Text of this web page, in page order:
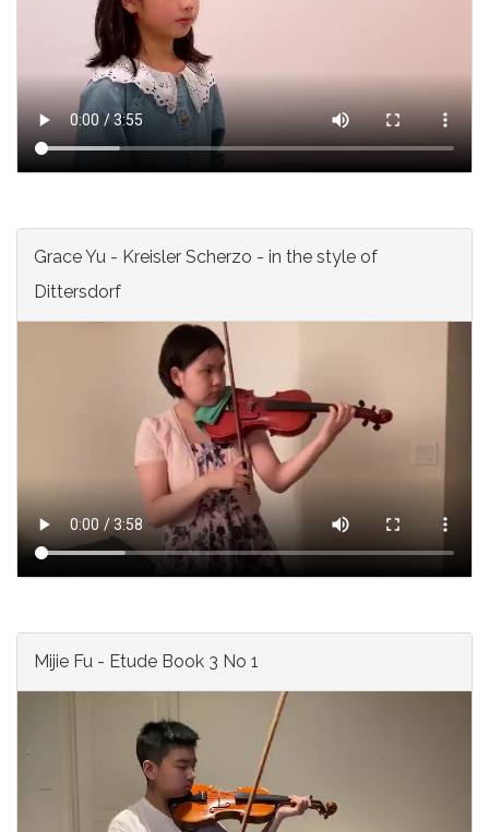
Grace Yu - Kreisler Scherzo - in the style of
Dittersdorf
Mijie Fu - Etude Book 3 No 1